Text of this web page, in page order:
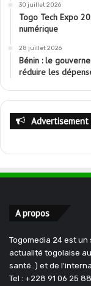
30 juillet 2026
Togo Tech Expo
numérique
28 juillet 2026
Bénin : le
réduire les
Advertisement
A propos
Togomedia 24 est
actualité togolaise
santé..) et de
Tel : +228 91 06 25 88